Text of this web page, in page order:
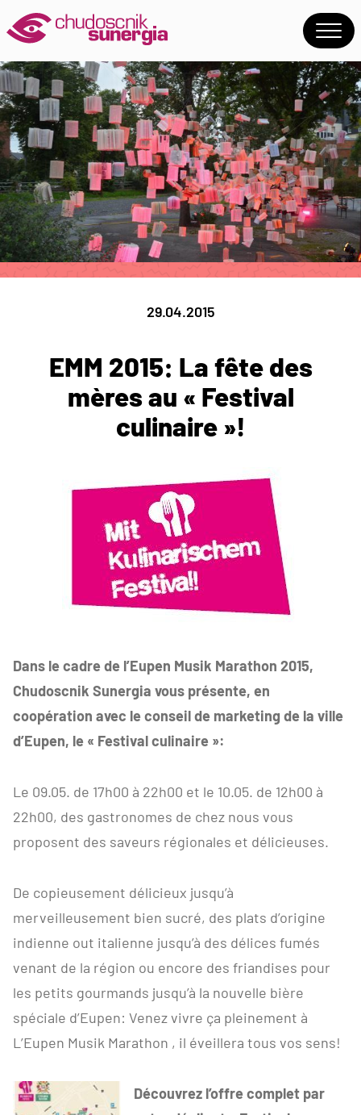
29.04.2015
EMM 2015: La fête des
mères au « Festival
culinaire »!
Dans le cadre de l’Eupen Musik Marathon 2015,
Chudoscnik Sunergia vous présente, en
coopération avec le conseil de marketing de la ville
d’Eupen, le « Festival culinaire »:
Le 09.05. de 17h00 à 22h00 et le 10.05. de 12h00 à
22h00, des gastronomes de chez nous vous
proposent des saveurs régionales et délicieuses.
De copieusement délicieux jusqu’à
merveilleusement bien sucré, des plats d’origine
indienne out italienne jusqu’à des délices fumés
venant de la région ou encore des friandises pour
les petits gourmands jusqu’à la nouvelle bière
spéciale d’Eupen: Venez vivre ça pleinement à
L’Eupen Musik Marathon , il éveillera tous vos sens!
Découvrez l’offre complet par